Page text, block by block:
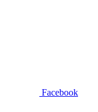
Facebook